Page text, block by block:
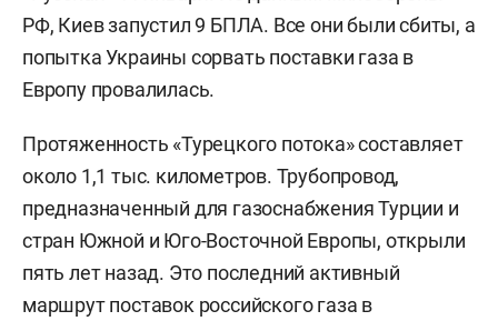
РФ, Киев запустил 9 БПЛА. Все они были сбиты, а
попытка Украины сорвать поставки газа в
Европу провалилась.
Протяженность «Турецкого потока» составляет
около 1,1 тыс. километров. Трубопровод,
предназначенный для газоснабжения Турции и
стран Южной и Юго-Восточной Европы, открыли
пять лет назад. Это последний активный
маршрут поставок российского газа в